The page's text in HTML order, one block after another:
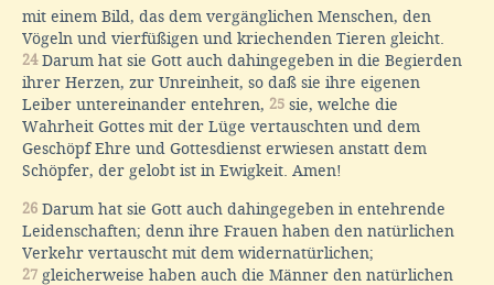
mit einem Bild, das dem vergänglichen Menschen, den
Vögeln und vierfüßigen und kriechenden Tieren gleicht.
24Darum hat sie Gott auch dahingegeben in die Begierden
ihrer Herzen, zur Unreinheit, so daß sie ihre eigenen
Leiber untereinander entehren, 25 sie, welche die
Wahrheit Gottes mit der Lüge vertauschten und dem
Geschöpf Ehre und Gottesdienst erwiesen anstatt dem
Schöpfer, der gelobt ist in Ewigkeit. Amen!
26 Darum hat sie Gott auch dahingegeben in entehrende
Leidenschaften; denn ihre Frauen haben den natürlichen
Verkehr vertauscht mit dem widernatürlichen;
27 gleicherweise haben auch die Männer den natürlichen